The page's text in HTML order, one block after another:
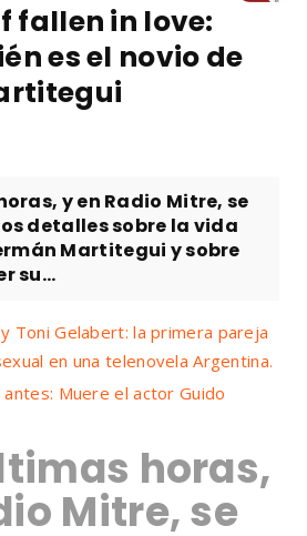
fallen in love:
es el novio de
y en Radio Mitre, se
detalles sobre la vida
Martitegui y sobre
su...
Toni Gelabert: la primera pareja
en una telenovela Argentina.
Muere el actor Guido
horas,
Mitre, se